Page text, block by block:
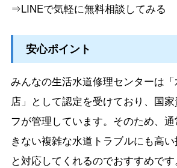
⇒LINEで気軽に無料相談してみる
安心ポイント
みんなの生活水道修理センターは
店」として認定を受けており、国
フが管理しています。そのため、
きない複雑な水道トラブルにも高
と対応してくれるのでおすすめで